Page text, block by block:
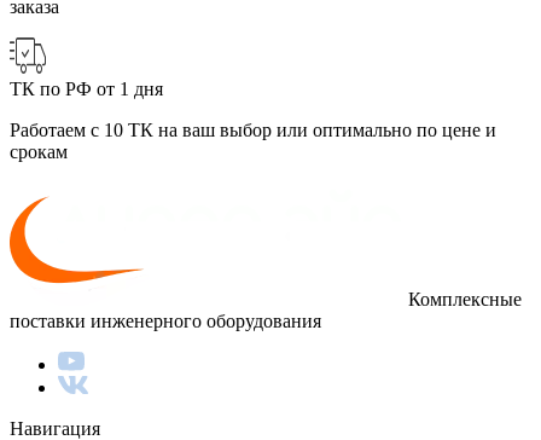
заказа
ТК по РФ от 1 дня
Работаем с 10 ТК на ваш выбор или оптимально по цене и
срокам
Комплексные
поставки инженерного оборудования
Навигация